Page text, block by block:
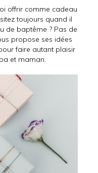
offrir comme cadeau
toujours quand il
de baptême ? Pas de
propose ses idées
faire autant plaisir
et maman.